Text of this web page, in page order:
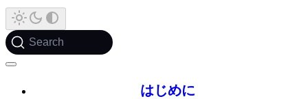
Search
はじめに